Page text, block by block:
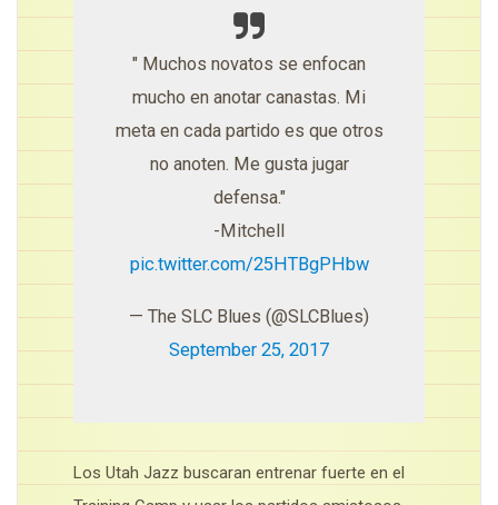
" Muchos novatos se enfocan
mucho en anotar canastas. Mi
meta en cada partido es que otros
no anoten. Me gusta jugar
defensa."
-Mitchell
pic.twitter.com/25HTBgPHbw
— The SLC Blues (@SLCBlues)
September 25, 2017
Los Utah Jazz buscaran entrenar fuerte en el